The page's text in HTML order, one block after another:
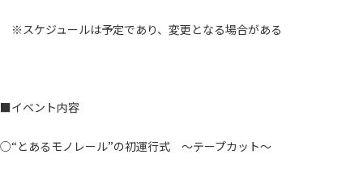
※スケジュールは予定であり、変更となる場合がある
■イベント内容
○“とあるモノレール”の初運行式 ～テープカット～